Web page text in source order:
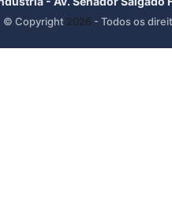
© Copyright 2026 - Todos os